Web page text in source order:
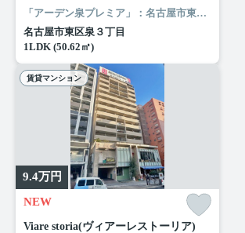
「アーデン泉プレミア」：名古屋市東区エリアの新居にピッタリ。ローソン 東区泉三丁目店まで徒歩3分と近場にコンビニがあるのもポイント。風通しが良好なので、夏も涼しい風がはいってきます。名古屋市東区や名古屋市営桜通線高岳付近でのお部屋探しは当社にお任せください。お気に入りのお部屋で快適な新生活を始めましょう。
名古屋市東区泉３丁目
1LDK (50.62㎡)
賃貸マンション
9.4万円
NEW
Viare storia(ヴィアーレストーリア)